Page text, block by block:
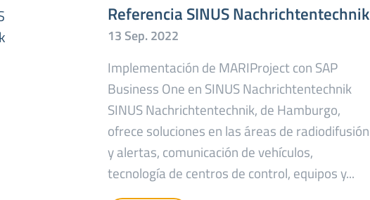
Referencia SINUS Nachrichtentechnik
Implementación de MARIProject con SAP
Business One en SINUS Nachrichtentechnik
SINUS Nachrichtentechnik, de Hamburgo,
ofrece soluciones en las áreas de radiodifusión
y alertas, comunicación de vehículos,
tecnología de centros de control, equipos y...